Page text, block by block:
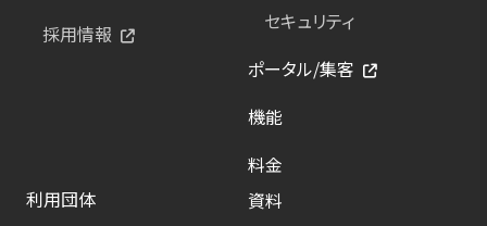
採用情報
セキュリティ
ポータル/集客
機能
料金
利用団体
資料